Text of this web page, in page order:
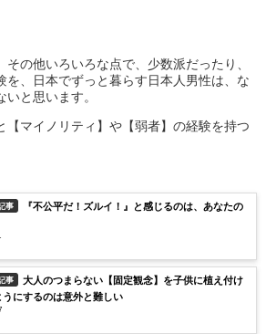
その他いろいろな点で、少数派だったり、
を、日本でずっと暮らす日本人男性は、な
と思います。
【マイノリティ】や【弱者】の経験を持つ
事
『不公平だ！ズルイ！』と感じるのは、あなたの
事
大人のつまらない【固定観念】を子供に植え付け
うにするのは意外と難しい